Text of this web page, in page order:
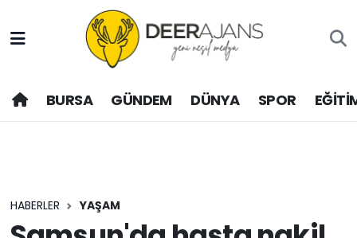
BURSA GÜNDEM DÜNYA SPOR
HABERLER YAŞAM
Hava Durumu
Trafik Durumu
Son Dakika Haberleri